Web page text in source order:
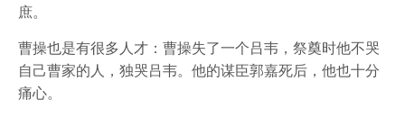
庶。
曹操也是有很多人才：曹操失了一个吕韦，祭奠时他不哭
自己曹家的人，独哭吕韦。他的谋臣郭嘉死后，他也十分
痛心。